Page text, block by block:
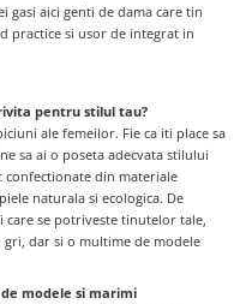
gasi aici genti de dama care tin
practice si usor de integrat in
pentru stilul tau?
ale femeilor. Fie ca iti place sa
sa ai o poseta adecvata stilului
confectionate din materiale
naturala si ecologica. De
care se potriveste tinutelor tale,
dar si o multime de modele
modele si marimi